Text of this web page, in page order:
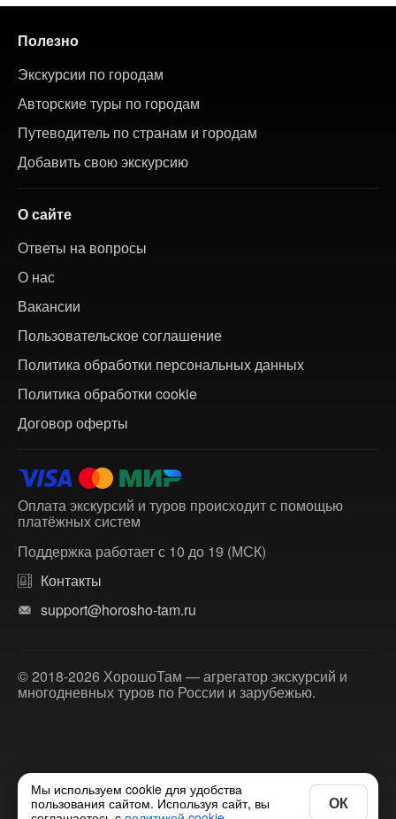
Полезно
Экскурсии по городам
Авторские туры по городам
Путеводитель по странам и городам
Добавить свою экскурсию
О сайте
Ответы на вопросы
О нас
Вакансии
Пользовательское соглашение
Политика обработки персональных данных
Политика обработки cookie
Договор оферты
Оплата экскурсий и туров происходит с помощью
платёжных систем
Поддержка работает с 10 до 19 (МСК)
Контакты
support@horosho-tam.ru
© 2018-2026 ХорошоТам — агрегатор экскурсий и
многодневных туров по России и зарубежью.
Мы используем cookie для удобства
пользования сайтом. Используя сайт, вы
ОК